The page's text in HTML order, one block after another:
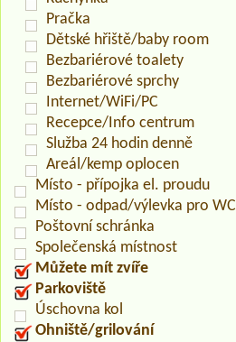
Pračka
Dětské hřiště/baby room
Bezbariérové toalety
Bezbariérové sprchy
Internet/WiFi/PC
Recepce/Info centrum
Služba 24 hodin denně
Areál/kemp oplocen
Místo - přípojka el. proudu
Místo - odpad/výlevka pro WC
Poštovní schránka
Společenská místnost
Můžete mít zvíře
Parkoviště
Úschovna kol
Ohniště/grilování